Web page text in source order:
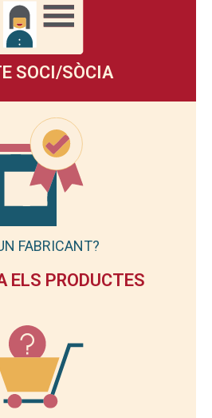
SOCI/SÒCIA
FABRICANT?
ELS PRODUCTES